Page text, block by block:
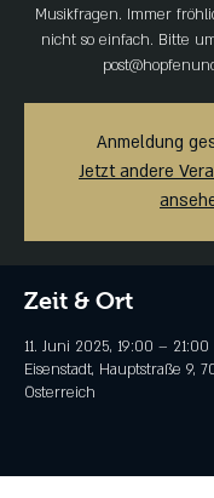
Musikfragen. Immer
nicht so einfach. Bitte
Anmeldung
Jetzt andere
Zeit & Ort
11. Juni 2025, 19:00 – 21:00
Eisenstadt, Hauptstraße 9,
Österreich